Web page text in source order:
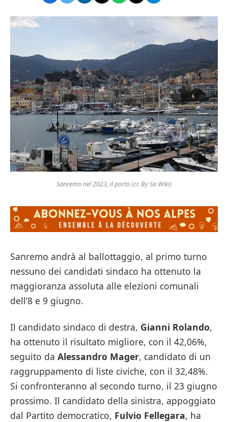
Sanremo nel 2023, il porto (cc By Sa Wiki)
Sanremo andrà al ballottaggio, al primo turno
nessuno dei candidati sindaco ha ottenuto la
maggioranza assoluta alle elezioni comunali
dell’8 e 9 giugno.
Il candidato sindaco di destra, Gianni Rolando,
ha ottenuto il risultato migliore, con il 42,06%,
seguito da Alessandro Mager, candidato di un
raggruppamento di liste civiche, con il 32,48%.
Si confronteranno al secondo turno, il 23 giugno
prossimo. Il candidato della sinistra, appoggiato
dal Partito democratico, Fulvio Fellegara, ha